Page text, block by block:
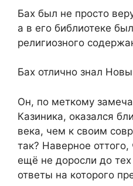
Бах был не просто
а в его библиотеке
религиозного
Бах отлично знал
Он, по меткому
Казиника, оказался
века, чем к своим
так? Наверное
ещё не доросли до
ответы на которого